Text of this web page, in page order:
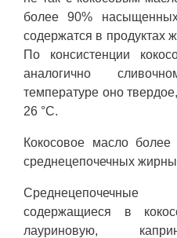
более 90%
содержатся в продуктах
По консистенции
аналогично
температуре оно
26 °C.
Кокосовое масло
среднецепочечных
содержащиеся в
лауриновую,